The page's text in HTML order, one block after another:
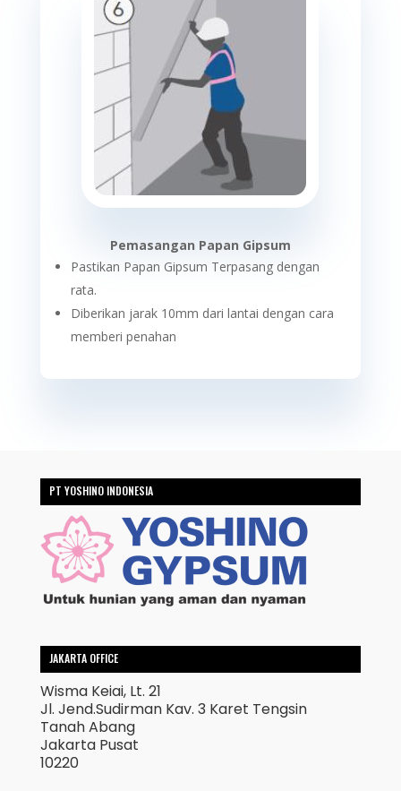
Pemasangan Papan Gipsum
Pastikan Papan Gipsum Terpasang dengan
rata.
Diberikan jarak 10mm dari lantai dengan cara
memberi penahan
PT YOSHINO INDONESIA
JAKARTA OFFICE
Wisma Keiai, Lt. 21
Jl. Jend.Sudirman Kav. 3 Karet Tengsin
Tanah Abang
Jakarta Pusat
10220